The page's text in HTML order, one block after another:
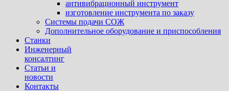
антивибрационный инструмент
изготовление инструмента по заказу
Системы подачи СОЖ
Дополнительное оборудование и приспособления
Станки
Инженерный
консалтинг
Статьи и
новости
Контакты